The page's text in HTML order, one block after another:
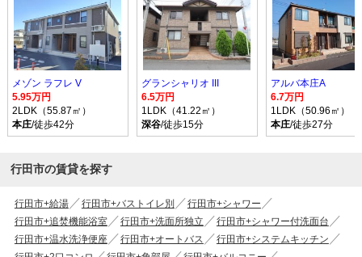
メゾン ラフレ V
5.95万円
2LDK（55.87㎡）
本庄/徒歩42分
グランシャリオ III
6.5万円
1LDK（41.22㎡）
深谷/徒歩15分
アルバ本庄A
6.7万円
1LDK（50.96㎡）
本庄/徒歩27分
行田市の賃貸を探す
行田市+給湯 行田市+バストイレ別
行田市+シャワー
行田市+追焚機能浴室
行田市+洗面所独立
行田市+シャワー付洗面台
行田市+温水洗浄便座
行田市+オートバス
行田市+システムキッチン